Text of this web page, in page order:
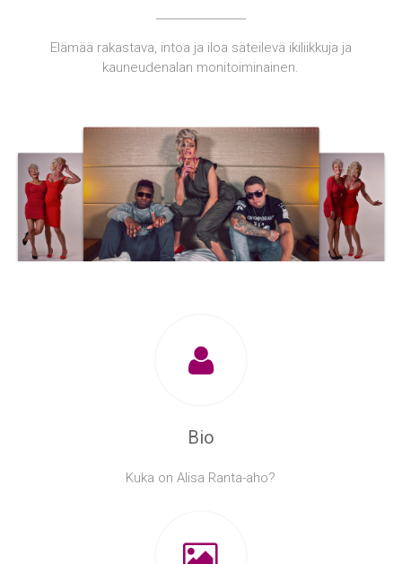
Elämää rakastava, intoa ja iloa säteilevä ikiliikkuja ja
kauneudenalan monitoiminainen.
Bio
Kuka on Alisa Ranta-aho?